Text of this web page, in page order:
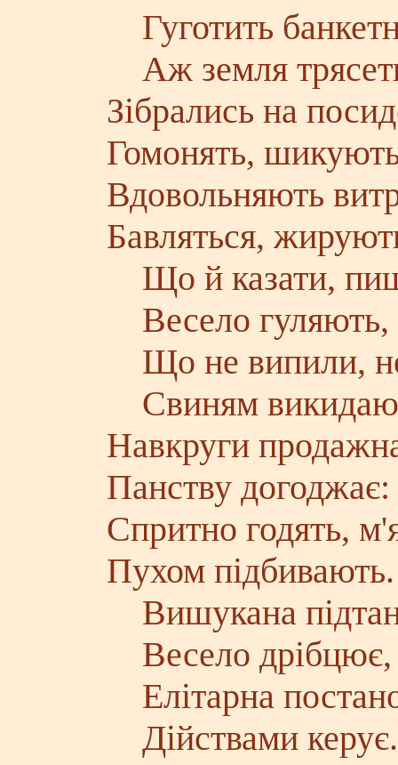
Гуготить
Аж земля
Зібрались на
Гомонять,
Вдовольняють
Бавляться,
Що й казати,
Весело гуляють,
Що не випили,
Свиням
Навкруги
Панству догоджає:
Спритно годять,
Пухом підбивають.
Вишукана
Весело дрібцює,
Елітарна
Дійствами керує.